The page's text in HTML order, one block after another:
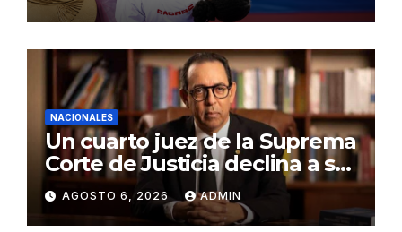
NACIONALES
Un cuarto juez de la Suprema
Corte de Justicia declina a ser
evaluado por el CNM
AGOSTO 6, 2026 ADMIN